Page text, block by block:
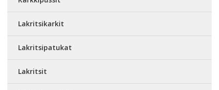
Lakritsikarkit
Lakritsipatukat
Lakritsit